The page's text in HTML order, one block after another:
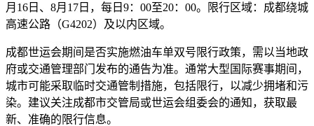
月16日、8月17日，每日9：00至20：00。限行区域：成都绕城
高速公路（G4202）及以内区域。
成都世运会期间是否实施燃油车单双号限行政策，需以当地政
府或交通管理部门发布的通告为准。通常大型国际赛事期间，
城市可能采取临时交通管制措施，包括限行，以减少拥堵和污
染。建议关注成都市交管局或世运会组委会的通知，获取最
新、准确的限行信息。